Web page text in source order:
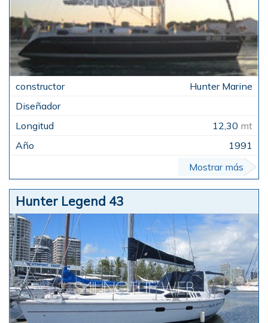
Hunter Marine
12,30 mt
1991
Mostrar más
Hunter Legend 43